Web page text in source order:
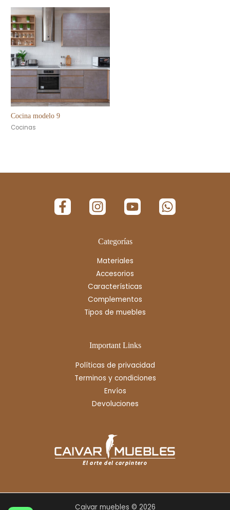
Cocina modelo 9
Cocinas
Categorías
Materiales
Accesorios
Características
Complementos
Tipos de muebles
Important Links
Políticas de privacidad
Terminos y condiciones
Envíos
Devoluciones
Caivar muebles © 2026